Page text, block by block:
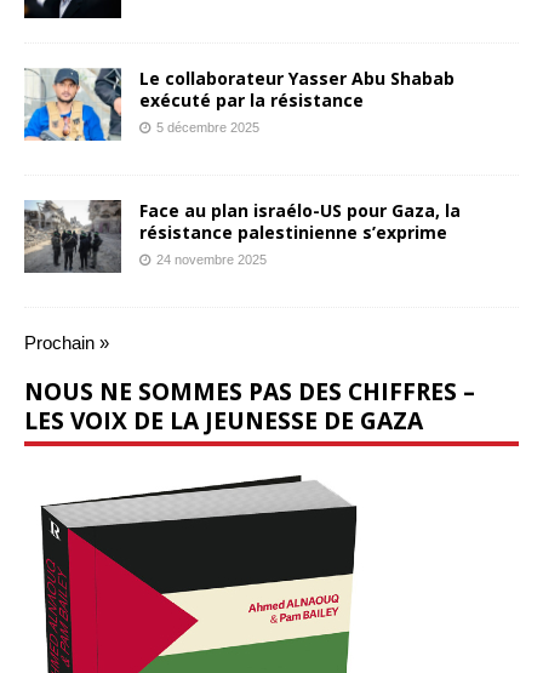
Le collaborateur Yasser Abu Shabab
exécuté par la résistance
5 décembre 2025
Face au plan israélo-US pour Gaza, la
résistance palestinienne s’exprime
24 novembre 2025
Prochain »
NOUS NE SOMMES PAS DES CHIFFRES –
LES VOIX DE LA JEUNESSE DE GAZA